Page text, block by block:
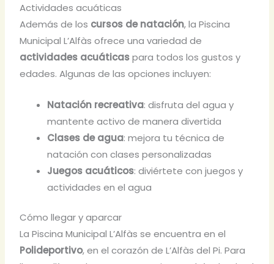
Actividades acuáticas
Además de los cursos de natación, la Piscina
Municipal L’Alfàs ofrece una variedad de
actividades acuáticaspara todos los gustos y
edades. Algunas de las opciones incluyen:
Natación recreativa: disfruta del agua y
mantente activo de manera divertida
Clases de agua: mejora tu técnica de
natación con clases personalizadas
Juegos acuáticos: diviértete con juegos y
actividades en el agua
Cómo llegar y aparcar
La Piscina Municipal L’Alfàs se encuentra en el
Polideportivo, en el corazón de L’Alfàs del Pi. Para